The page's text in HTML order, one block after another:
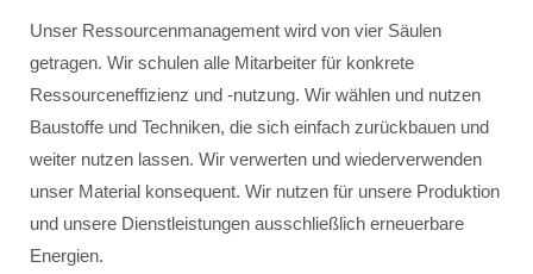
Unser Ressourcenmanagement wird von vier Säulen
getragen. Wir schulen alle Mitarbeiter für konkrete
Ressourceneffizienz und -nutzung. Wir wählen und nutzen
Baustoffe und Techniken, die sich einfach zurückbauen und
weiter nutzen lassen. Wir verwerten und wiederverwenden
unser Material konsequent. Wir nutzen für unsere Produktion
und unsere Dienstleistungen ausschließlich erneuerbare
Energien.